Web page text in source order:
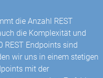
die Anzahl REST
die Komplexität und
REST Endpoints sind
wir uns in einem stetigen
mit der